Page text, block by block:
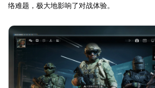
络难题，极大地影响了对战体验。